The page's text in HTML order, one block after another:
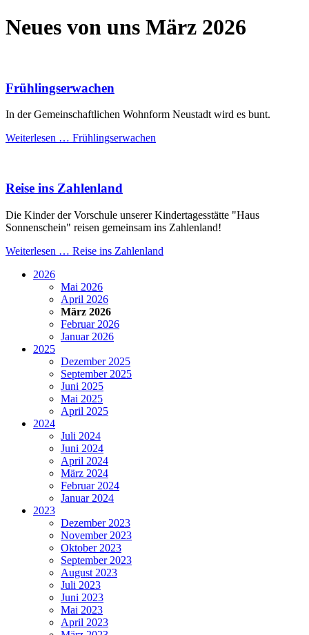
Neues von uns März 2026
Frühlingserwachen
In der Gemeinschaftlichen Wohnform Neustadt wird es bunt.
Weiterlesen … Frühlingserwachen
Reise ins Zahlenland
Die Kinder der Vorschule unserer Kindertagesstätte "Haus
Sonnenschein" reisen gemeinsam ins Zahlenland!
Weiterlesen … Reise ins Zahlenland
2026
Mai 2026
April 2026
März 2026
Februar 2026
Januar 2026
2025
Dezember 2025
September 2025
Juni 2025
Mai 2025
April 2025
2024
Juli 2024
Juni 2024
April 2024
März 2024
Februar 2024
Januar 2024
2023
Dezember 2023
November 2023
Oktober 2023
September 2023
August 2023
Juli 2023
Juni 2023
Mai 2023
April 2023